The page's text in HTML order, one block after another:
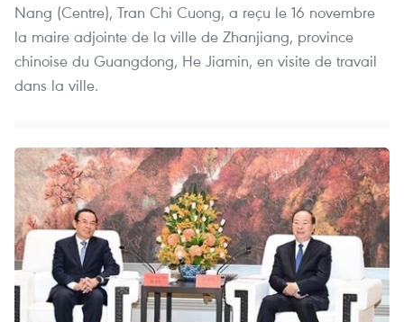
Nang (Centre), Tran Chi Cuong, a reçu le 16 novembre
la maire adjointe de la ville de Zhanjiang, province
chinoise du Guangdong, He Jiamin, en visite de travail
dans la ville.